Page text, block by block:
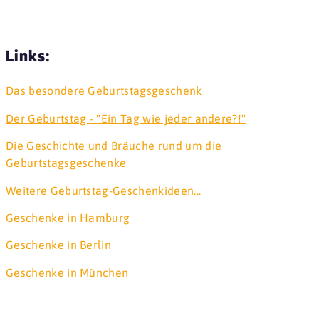
Links:
Das besondere Geburtstagsgeschenk
Der Geburtstag - "Ein Tag wie jeder andere?!"
Die Geschichte und Bräuche rund um die
Geburtstagsgeschenke
Weitere Geburtstag-Geschenkideen...
Geschenke in Hamburg
Geschenke in Berlin
Geschenke in München